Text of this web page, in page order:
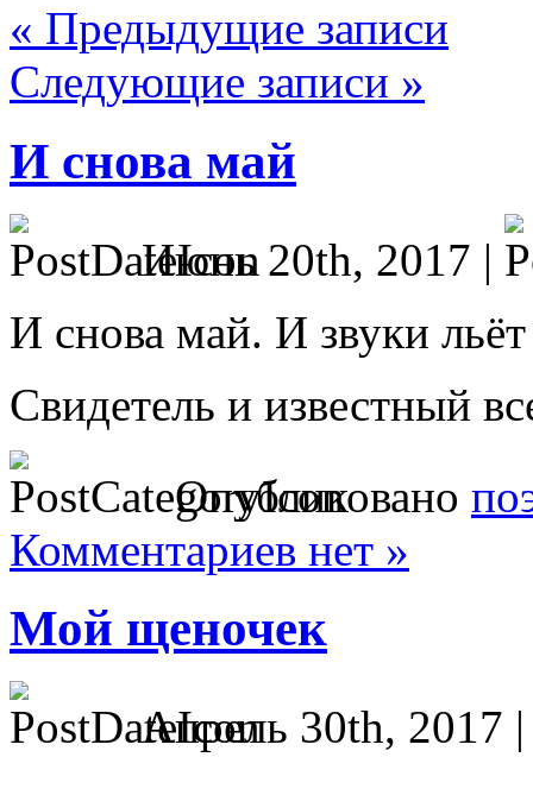
« Предыдущие записи
Следующие записи »
И снова май
Июнь 20th, 2017 |
И снова май. И звуки
Свидетель и известный
Опубликовано
Комментариев нет »
Мой щеночек
Апрель 30th, 2017